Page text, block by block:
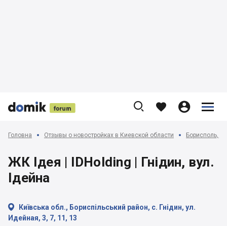


 
    


Головна Отзывы о новостройках в Киевской области Борисполь,
ЖК Ідея | IDHolding | Гнідин, вул.
Ідейна

Київська обл., Бориспільський район, с. Гнідин, ул.
Идейная, 3, 7, 11, 13